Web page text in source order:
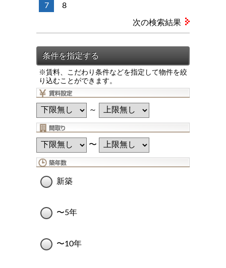
7 8
※賃料、こだわり条件などを指定して物件を絞
り込むことができます。
～
〜
新築
〜5年
〜10年